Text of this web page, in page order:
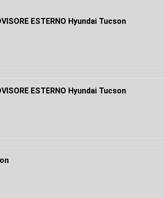
ESTERNO Hyundai Tucson
ESTERNO Hyundai Tucson